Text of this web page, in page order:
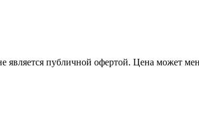
публичной офертой. Цена может